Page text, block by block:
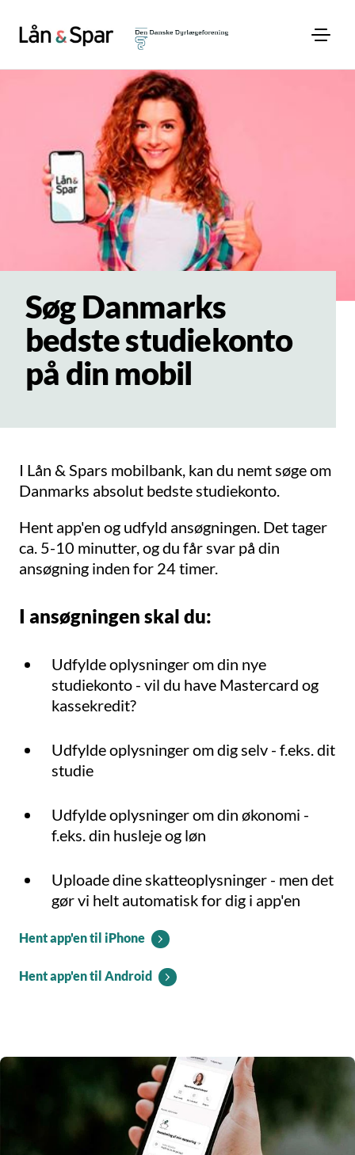
Søg Danmarks
bedste studiekonto
på din mobil
I Lån & Spars mobilbank, kan du nemt søge om
Danmarks absolut bedste studiekonto.
Hent app'en og udfyld ansøgningen. Det tager
ca. 5-10 minutter, og du får svar på din
ansøgning inden for 24 timer.
I ansøgningen skal du:
Udfylde oplysninger om din nye
studiekonto - vil du have Mastercard og
kassekredit?
Udfylde oplysninger om dig selv - f.eks. dit
studie
Udfylde oplysninger om din økonomi -
f.eks. din husleje og løn
Uploade dine skatteoplysninger - men det
gør vi helt automatisk for dig i app'en
Hent app'en til iPhone
Hent app'en til Android